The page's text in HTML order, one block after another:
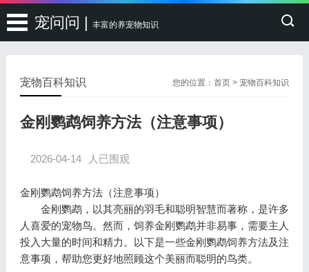
宠问问 | 丰富的养宠物知识
您的位置：首页 >宠物百科知识
宠物百科知识
金刚鹦鹉饲养方法（注意事项）
2026-04-14 人已围观
金刚鹦鹉饲养方法（注意事项）
金刚鹦鹉，以其亮丽的羽毛和聪明智慧而著称，是许多
人喜爱的宠物鸟。然而，饲养金刚鹦鹉并非易事，需要主人
投入大量的时间和精力。以下是一些金刚鹦鹉饲养方法及注
意事项，帮助您更好地照顾这个美丽而聪明的鸟类。